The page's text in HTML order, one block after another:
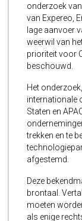
onderzoek
van Expereo,
lage aanvoer
weerwil van
prioriteit voor
beschouwd.
Het
internationale
Staten en
trekken en te
afgestemd.
Deze
brontaal.
moeten
als enige